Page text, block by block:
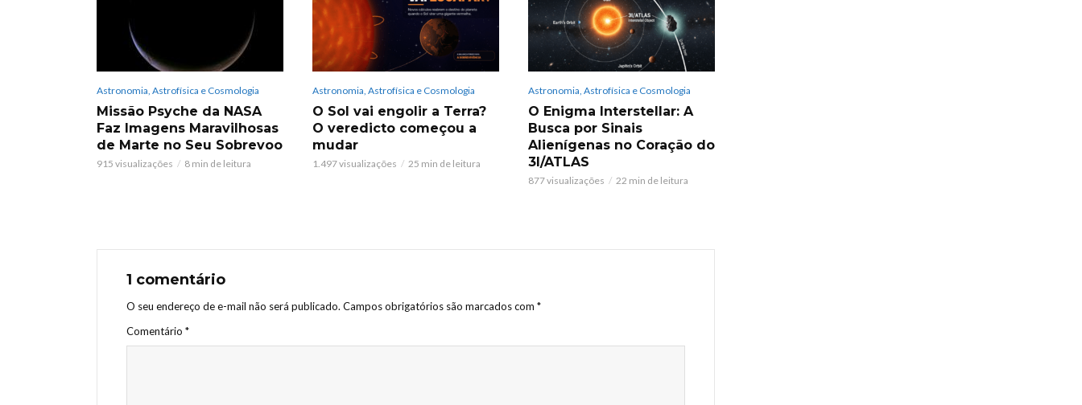
Astronomia, Astrofísica e Cosmologia
Missão Psyche da NASA
Faz Imagens Maravilhosas
de Marte no Seu Sobrevoo
915 visualizações 8 min de leitura
Astronomia, Astrofísica e Cosmologia
O Sol vai engolir a Terra?
O veredicto começou a
mudar
1.497 visualizações 25 min de leitura
Astronomia, Astrofísica e Cosmologia
O Enigma Interstellar: A
Busca por Sinais
Alienígenas no Coração do
3I/ATLAS
877 visualizações 22 min de leitura
1 comentário
O seu endereço de e-mail não será publicado. Campos obrigatórios são marcados com *
Comentário *